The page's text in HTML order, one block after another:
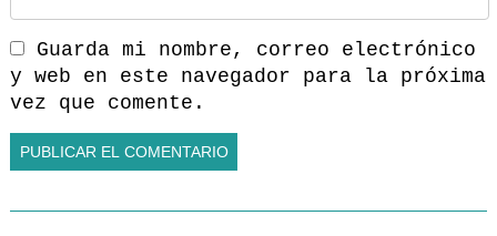
Guarda mi nombre, correo electrónico
y web en este navegador para la próxima
vez que comente.